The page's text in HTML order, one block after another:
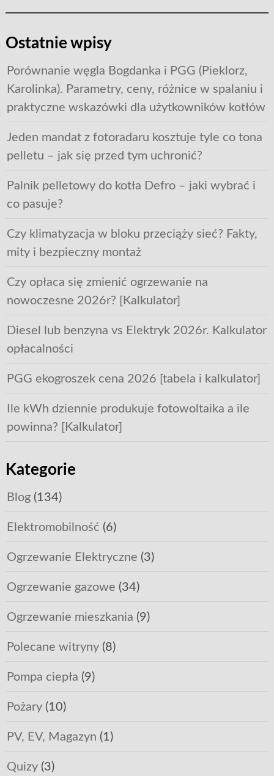
Ostatnie wpisy
Porównanie węgla Bogdanka i PGG (Pieklorz,
Karolinka). Parametry, ceny, różnice w spalaniu i
praktyczne wskazówki dla użytkowników kotłów
Jeden mandat z fotoradaru kosztuje tyle co tona
pelletu – jak się przed tym uchronić?
Palnik pelletowy do kotła Defro – jaki wybrać i
co pasuje?
Czy klimatyzacja w bloku przeciąży sieć? Fakty,
mity i bezpieczny montaż
Czy opłaca się zmienić ogrzewanie na
nowoczesne 2026r? [Kalkulator]
Diesel lub benzyna vs Elektryk 2026r. Kalkulator
opłacalności
PGG ekogroszek cena 2026 [tabela i kalkulator]
Ile kWh dziennie produkuje fotowoltaika a ile
powinna? [Kalkulator]
Kategorie
Blog(134)
Elektromobilność (6)
Ogrzewanie Elektryczne (3)
Ogrzewanie gazowe (34)
Ogrzewanie mieszkania (9)
Polecane witryny(8)
Pompa ciepła (9)
Pożary(10)
PV, EV, Magazyn (1)
Quizy(3)